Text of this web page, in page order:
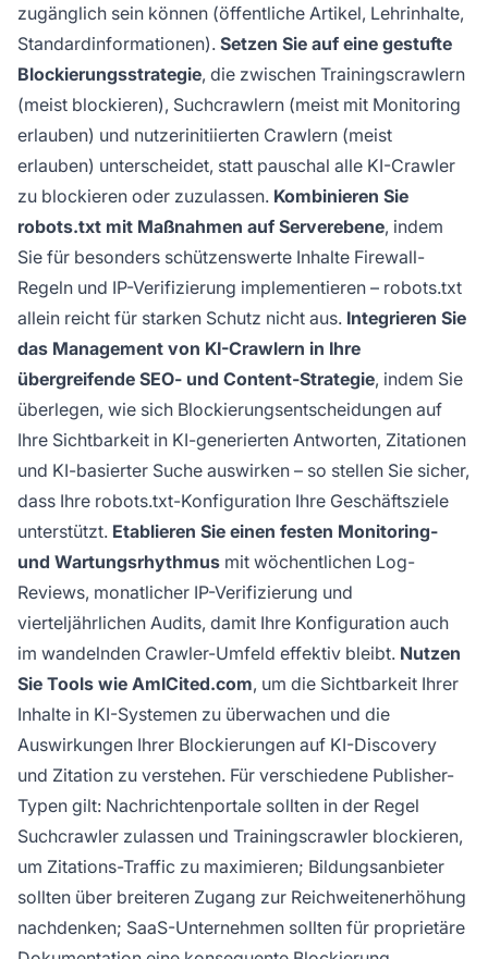
zugänglich sein können (öffentliche Artikel, Lehrinhalte,
Standardinformationen). Setzen Sie auf eine gestufte
Blockierungsstrategie, die zwischen Trainingscrawlern
(meist blockieren), Suchcrawlern (meist mit Monitoring
erlauben) und nutzerinitiierten Crawlern (meist
erlauben) unterscheidet, statt pauschal alle KI-Crawler
zu blockieren oder zuzulassen. Kombinieren Sie
robots.txt mit Maßnahmen auf Serverebene, indem
Sie für besonders schützenswerte Inhalte Firewall-
Regeln und IP-Verifizierung implementieren – robots.txt
allein reicht für starken Schutz nicht aus. Integrieren Sie
das Management von KI-Crawlern in Ihre
übergreifende SEO- und Content-Strategie, indem Sie
überlegen, wie sich Blockierungsentscheidungen auf
Ihre Sichtbarkeit in KI-generierten Antworten, Zitationen
und KI-basierter Suche auswirken – so stellen Sie sicher,
dass Ihre robots.txt-Konfiguration Ihre Geschäftsziele
unterstützt. Etablieren Sie einen festen Monitoring-
und Wartungsrhythmus mit wöchentlichen Log-
Reviews, monatlicher IP-Verifizierung und
vierteljährlichen Audits, damit Ihre Konfiguration auch
im wandelnden Crawler-Umfeld effektiv bleibt. Nutzen
Sie Tools wie AmICited.com, um die Sichtbarkeit Ihrer
Inhalte in KI-Systemen zu überwachen und die
Auswirkungen Ihrer Blockierungen auf KI-Discovery
und Zitation zu verstehen. Für verschiedene Publisher-
Typen gilt: Nachrichtenportale sollten in der Regel
Suchcrawler zulassen und Trainingscrawler blockieren,
um Zitations-Traffic zu maximieren; Bildungsanbieter
sollten über breiteren Zugang zur Reichweitenerhöhung
nachdenken; SaaS-Unternehmen sollten für proprietäre